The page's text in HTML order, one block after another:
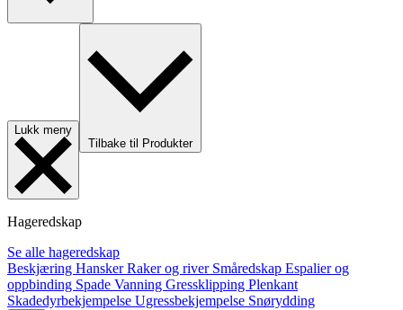
Lukk meny
Tilbake til Produkter
Hageredskap
Se alle hageredskap
Beskjæring HanskerRaker og river Småredskap Espalier og
oppbinding Spade Vanning Gressklipping Plenkant
Skadedyrbekjempelse Ugressbekjempelse Snørydding